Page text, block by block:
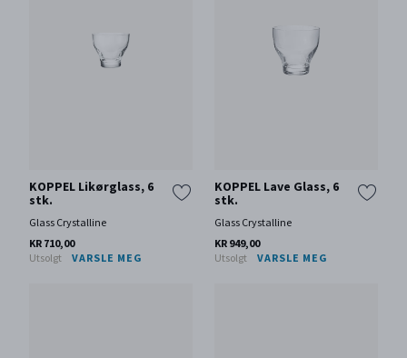
KOPPEL Likørglass, 6
stk.
Glass Crystalline
KR 710,00
Utsolgt
VARSLE MEG
KOPPEL Lave Glass, 6
stk.
Glass Crystalline
KR 949,00
Utsolgt
VARSLE MEG